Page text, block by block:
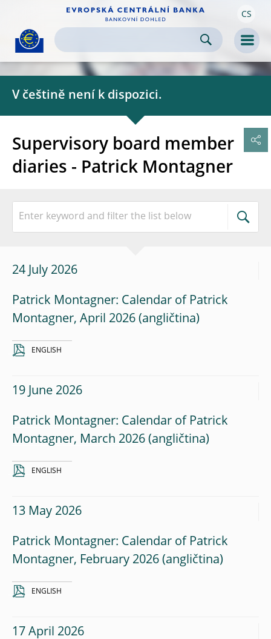
Skip to
content CS
V češtině není k dispozici.
Supervisory board member
diaries - Patrick Montagner
24 July 2026
Patrick Montagner: Calendar of Patrick
Montagner, April 2026
ENGLISH
19 June 2026
Patrick Montagner: Calendar of Patrick
Montagner, March 2026
ENGLISH
13 May 2026
Patrick Montagner: Calendar of Patrick
Montagner, February 2026
ENGLISH
17 April 2026